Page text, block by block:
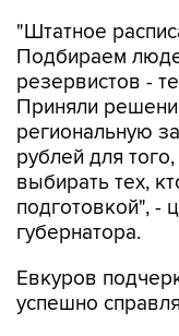
"Штатное
Подбираем
резервистов -
Приняли
региональную
рублей для
выбирать тех,
подготовкой", -
губернатора.
Евкуров
успешно